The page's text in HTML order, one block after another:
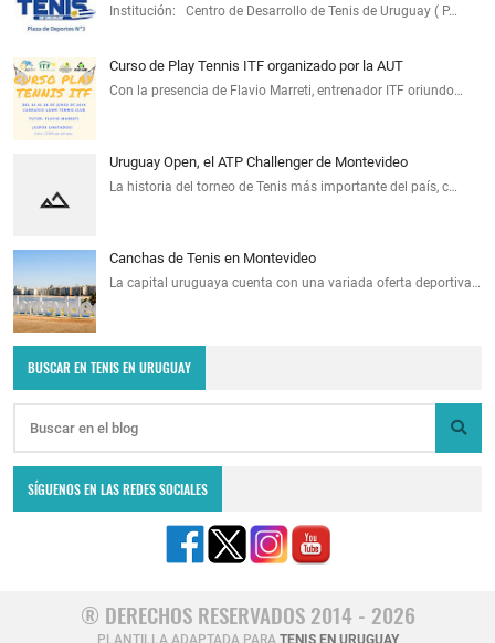
Institución: Centro de Desarrollo de Tenis de Uruguay ( P…
Curso de Play Tennis ITF organizado por la AUT
Con la presencia de Flavio Marreti, entrenador ITF oriundo…
Uruguay Open, el ATP Challenger de Montevideo
La historia del torneo de Tenis más importante del país, c…
Canchas de Tenis en Montevideo
La capital uruguaya cuenta con una variada oferta deportiva…
BUSCAR EN TENIS EN URUGUAY
SÍGUENOS EN LAS REDES SOCIALES
® DERECHOS RESERVADOS 2014 - 2026
PLANTILLA ADAPTADA PARA TENIS EN URUGUAY